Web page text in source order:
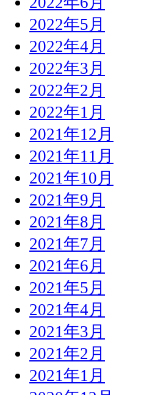
2022年5月
2022年4月
2022年3月
2022年2月
2022年1月
2021年12月
2021年11月
2021年10月
2021年9月
2021年8月
2021年7月
2021年6月
2021年5月
2021年4月
2021年3月
2021年2月
2021年1月